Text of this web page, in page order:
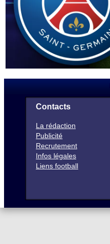
Contacts
La rédaction
Publicité
Recrutement
Infos légales
Liens football